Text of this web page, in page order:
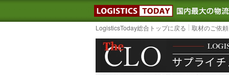
LOGISTICS
LogisticsToday総合トップに戻る 取材のご依